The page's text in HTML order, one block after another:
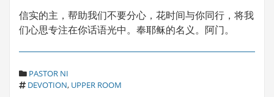
信实的主，帮助我们不要分心，花时间与你同行，将我
们心思专注在你话语光中。奉耶稣的名义。阿门。
C
A
PASTOR NI
T
DEVOTION, UPPER ROOM